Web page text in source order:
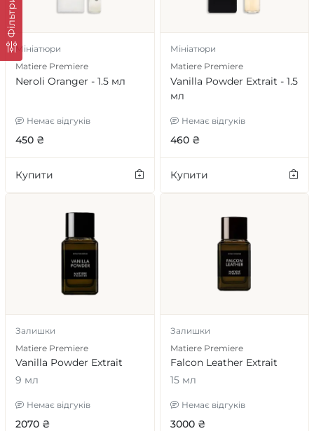
Фільтри
Мініатюри
Matiere Premiere
Neroli Oranger - 1.5 мл
Немає відгуків
450 ₴
Купити
Мініатюри
Matiere Premiere
Vanilla Powder Extrait - 1.5
мл
Немає відгуків
460 ₴
Купити
Залишки
Matiere Premiere
Vanilla Powder Extrait
9 мл
Немає відгуків
2070 ₴
Залишки
Matiere Premiere
Falcon Leather Extrait
15 мл
Немає відгуків
3000 ₴